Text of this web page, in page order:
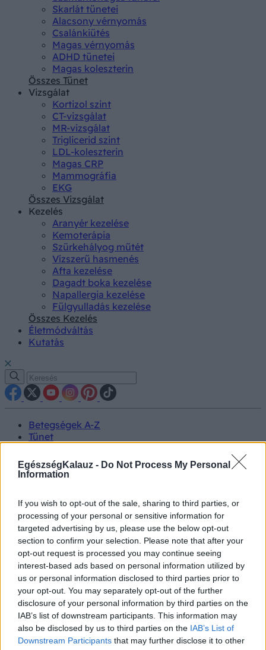
EgészségKalauz - Do Not Process My Personal
Information
If you wish to opt-out of the sale, sharing to third parties, or
processing of your personal or sensitive information for
targeted advertising by us, please use the below opt-out
section to confirm your selection. Please note that after your
opt-out request is processed you may continue seeing
interest-based ads based on personal information utilized by
us or personal information disclosed to third parties prior to
your opt-out. You may separately opt-out of the further
disclosure of your personal information by third parties on the
IAB’s list of downstream participants. This information may
also be disclosed by us to third parties on the IAB’s List of
Downstream Participants that may further disclose it to other
Skarlát tünetei
Alacsony vérnyomás
Csalánkiütés
Magas vérnyomás
ADHD tünetei
Magas koleszterin
Összes Tünet
Vizsgálat
Kortizol szint
CT-vizsgálat
MR-vizsgálat
Triglicerid szint
LDL-koleszterin
Magas CRP
Mammográfia
EKG
Összes Vizsgálat
Kezelés
Aranyér kezelése
Kemoterápia
Szürkehályog műtét
Vízszerű hasmenés
Afta kezelése
Dagadt boka kezelése
Napallergia kezelése
Fülgyulladás kezelése
Összes Kezelés
Életmódváltás
Kutatás
Betegségek A-Z
Tünet
Kezelés
Életmódváltás
Hírek
Videók
Kisállatok egészsége
#allergia #influenza#cukorbetegség
#orvosmeteorológia#vérnyomás#stroke#rákbetegség
#pajzsmirigy#reflux#ekcéma#herpesz
Regisztráció